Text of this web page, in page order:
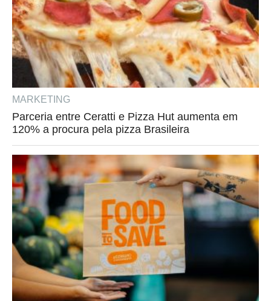
MARKETING
Parceria entre Ceratti e Pizza Hut aumenta em
120% a procura pela pizza Brasileira